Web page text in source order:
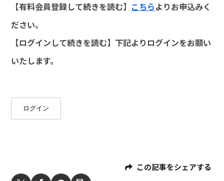
【有料会員登録して続きを読む】 こちらよりお申込みく
ださい。
【ログインして続きを読む】下記よりログインをお願い
いたします。
ログイン
この記事をシェアする